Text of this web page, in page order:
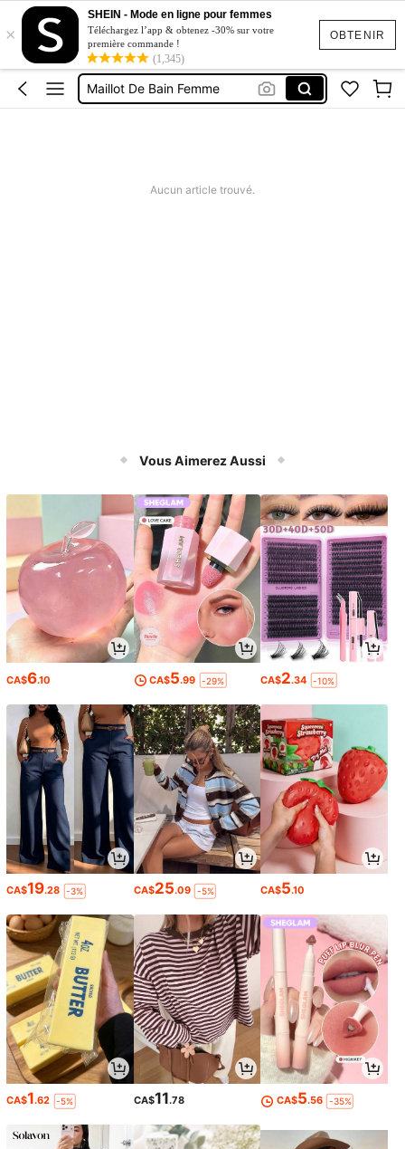
OBTENIR
×
SHEIN - Mode en ligne pour femmes
Téléchargez l’app & obtenez -30% sur votre
première commande !
(1,345)
Short Jeans Femme
Squishy
Maillot De Bain Femme
Aucun article trouvé.
Vous Aimerez Aussi
CA$6.10 CA$5.99 -29% CA$2.34 -10%
CA$19.28 -3% CA$25.09 -5% CA$5.10
CA$1.62 -5% CA$11.78 CA$5.56 -35%